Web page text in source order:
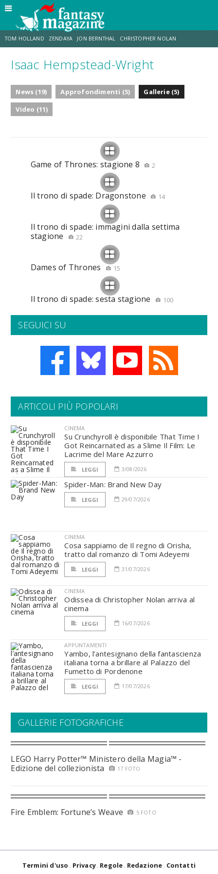
TOM HOLLAND ZENDAYA JON BERNTHAL CHRISTOPHER NOLAN
STRANIMONDI LUCCA COMICS & GAMES ODISSEA CHRIS MCKENNA
DESTIN DANIEL CRETTON
Isaac Hempstead-Wright
News (19) Approfondimenti (5)
Gallerie (5)
Video (11)
Game of Thrones: stagione 8 2
Il trono di spade: Dragonstone 14
Il trono di spade: immagini dalla settima
stagione
22
Dames of Thrones 15
Il trono di spade: sesta stagione 100
SEGUICI SU
ARTICOLI PIÙ POPOLARI
CINEMA
Su Crunchyroll è disponibile That Time I
Got Reincarnated as a Slime Il Film: Le
Lacrime del Mare Azzurro
LEGGI 3/08/2026
Spider-Man: Brand New Day
LEGGI 29/07/2026
CINEMA
Cosa sappiamo de Il regno di Orisha,
tratto dal romanzo di Tomi Adeyemi
LEGGI 31/07/2026
CINEMA
Odissea di Christopher Nolan arriva al
cinema
LEGGI 16/07/2026
APPUNTAMENTI
Yambo, l’antesignano della fantascienza
italiana torna a brillare al Palazzo del
Fumetto di Pordenone
LEGGI 17/07/2026
GALLERIE FOTOGRAFICHE
LEGO Harry Potter™ Ministero della Magia™ -
Edizione del collezionista
17 FOTO
Fire Emblem: Fortune’s Weave 5 FOTO
Termini d'uso Privacy Regole Redazione Contatti